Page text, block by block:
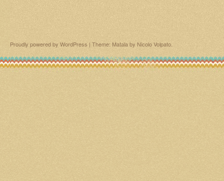
Proudly powered by WordPress | Theme: Matala by Nicolo Volpato